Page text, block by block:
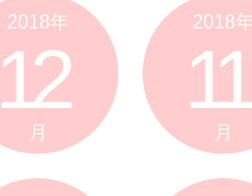
2018年
12
月
2018
11
月